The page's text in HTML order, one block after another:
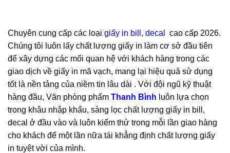
Chuyên cung cấp các loại giấy in bill, decal
cao cấp 2026.
Chúng tôi luôn lấy chất lượng giấy in làm cơ sở đầu tiên
để xây dựng các mối quan hệ với khách hàng trong các
giao dịch về giấy in mã vạch, mang lại hiệu quả sử dụng
tốt là nền tảng của niềm tin lâu dài . Với đội ngũ kỹ thuật
hàng đầu, Văn phòng phẩm Thanh Bình luôn lựa chọn
trong khâu nhập khẩu, sàng lọc chất lượng giấy in bill,
decal ở đầu vào và luôn kiểm thử trong mỗi lần giao hàng
cho khách để một lần nữa tái khẳng định chất lượng giấy
in tuyệt vời của mình.